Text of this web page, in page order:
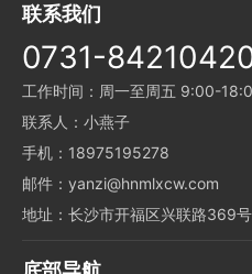
联系我们
0731-
工作时间：周一至周五 9:00-
联系人：小燕子
手机：18975195278
邮件：yanzi@hnmlxcw.com
地址：长沙市开福区兴联路369